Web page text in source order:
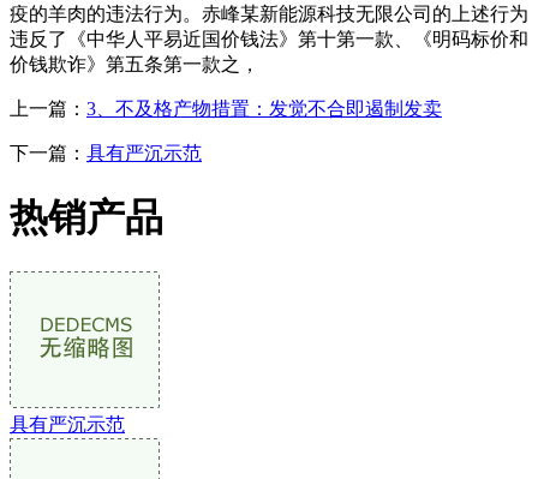
疫的羊肉的违法行为。赤峰某新能源科技无限公司的上述行为
违反了《中华人平易近国价钱法》第十第一款、《明码标价和
价钱欺诈》第五条第一款之，
上一篇： 3、不及格产物措置：发觉不合即遏制发卖
下一篇： 具有严沉示范
热销产品
具有严沉示范